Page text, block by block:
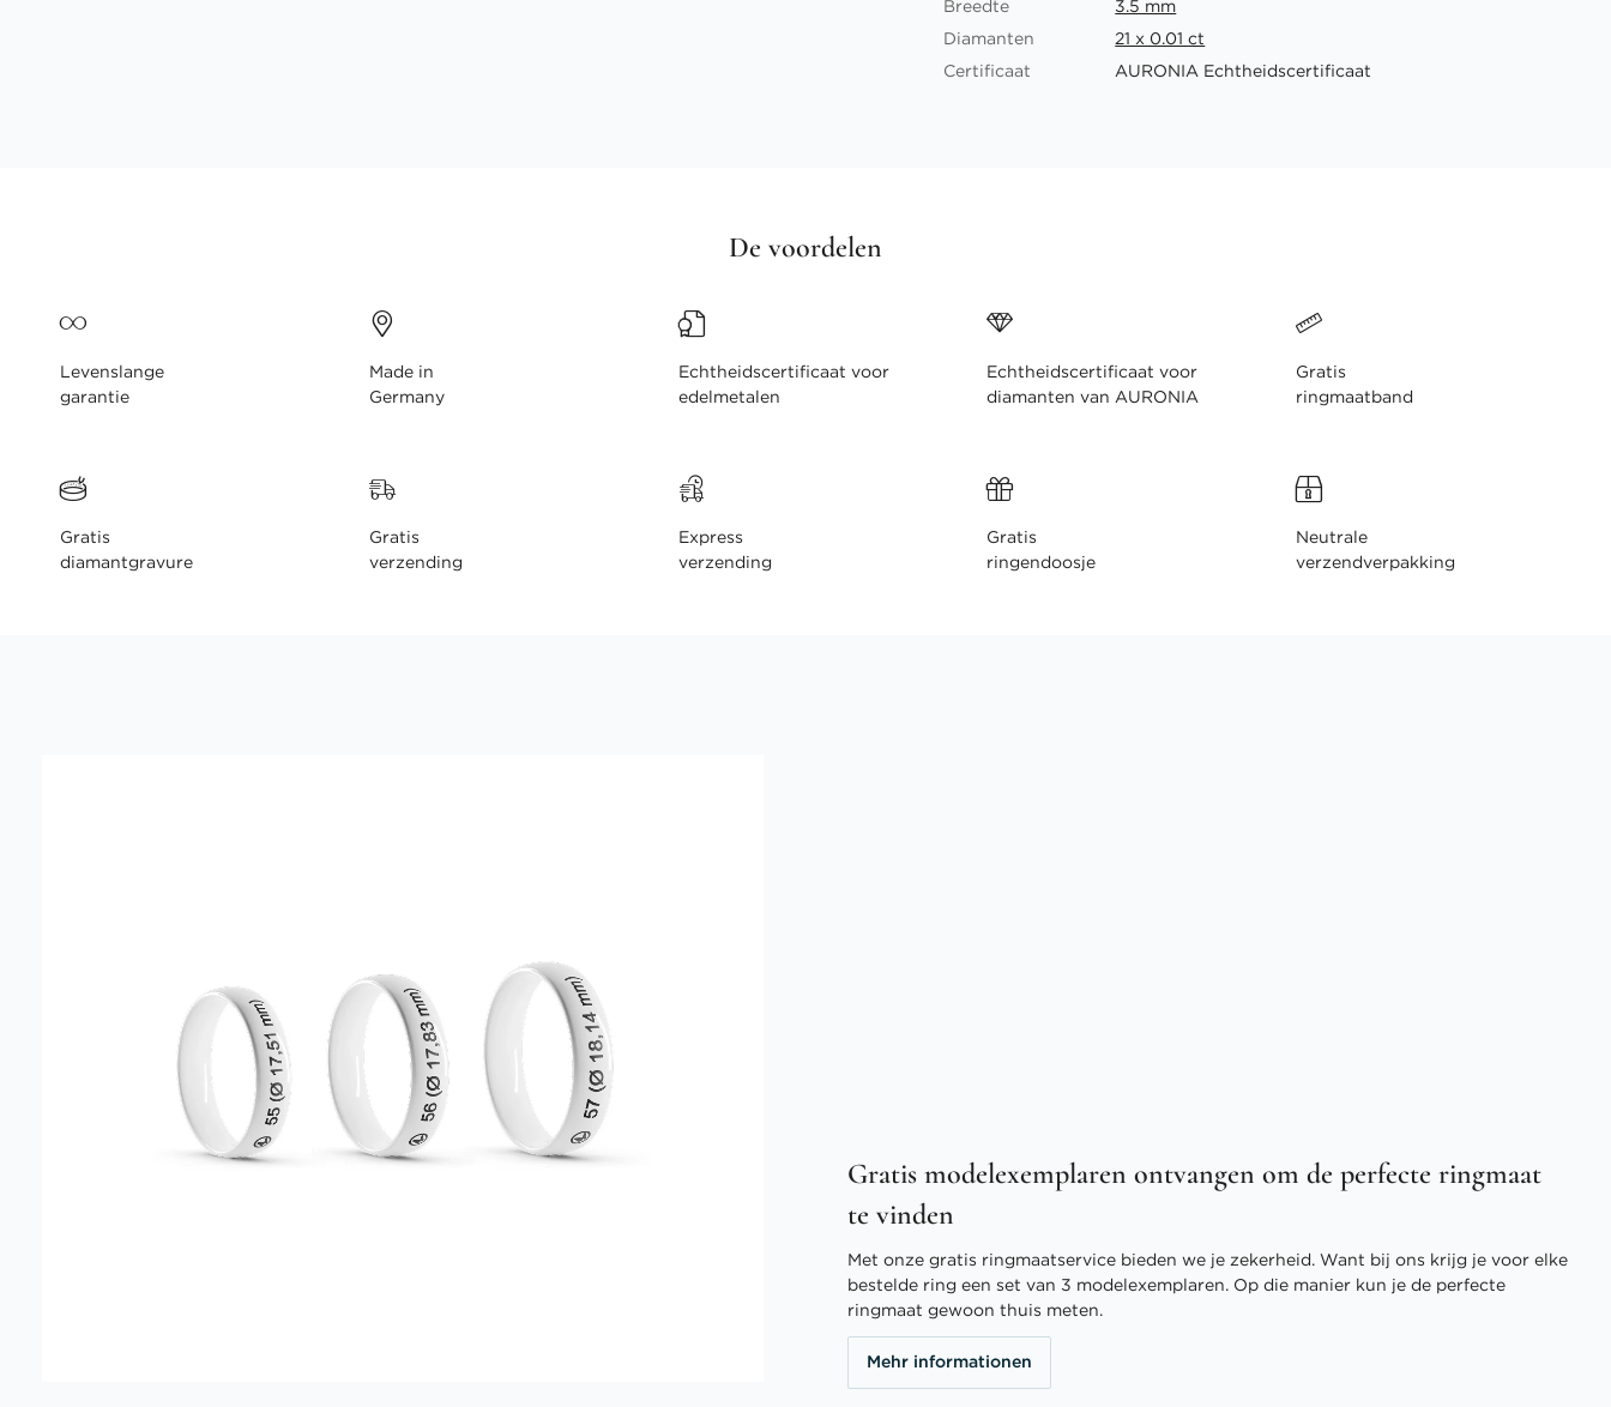
Breedte
3.5 mm
Diamanten
21 x 0.01 ct
Certificaat
AURONIA Echtheidscertificaat
De voordelen
Levenslange
garantie
Made in
Germany
Echtheidscertificaat voor
edelmetalen
Echtheidscertificaat voor
diamanten van AURONIA
Gratis
ringmaatband
Gratis
diamantgravure
Gratis
verzending
Express
verzending
Gratis
ringendoosje
Neutrale
verzendverpakking
Gratis modelexemplaren ontvangen om de perfecte ringmaat
te vinden
Met onze gratis ringmaatservice bieden we je zekerheid. Want bij ons krijg je voor elke
bestelde ring een set van 3 modelexemplaren. Op die manier kun je de perfecte
ringmaat gewoon thuis meten.
Mehr informationen